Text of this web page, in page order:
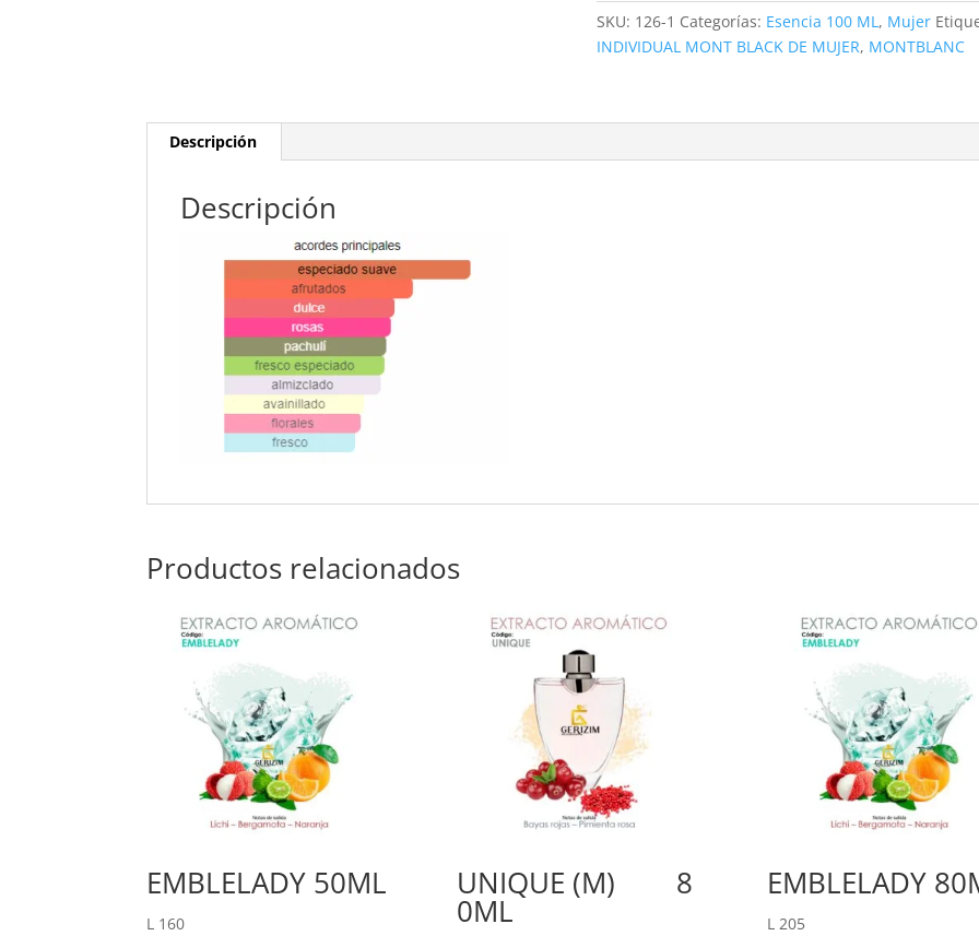
SKU: 126-1 Categorías: Esencia 100 ML, Mujer
INDIVIDUAL MONT BLACK DE MUJER, MONTBLANC
Descripción
Descripción
Productos relacionados
EMBLELADY 50ML
L 160
UNIQUE (M) 8
0ML
EMBLELADY
L205